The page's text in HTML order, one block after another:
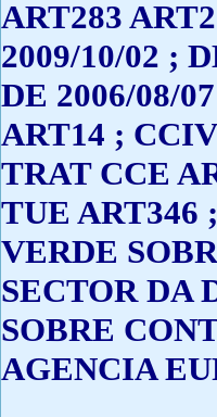
ART283
2009/10/02 ;
DE 2006/08/
ART14 ;
TRAT CCE
TUE ART346
VERDE
SECTOR DA
SOBRE
AGENCIA